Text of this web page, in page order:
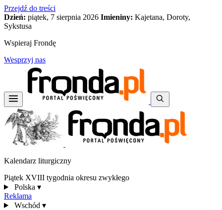
Przejdź do treści
Dzień: piątek, 7 sierpnia 2026 Imieniny: Kajetana, Doroty,
Sykstusa
Wspieraj Frondę
Wesprzyj nas
Kalendarz liturgiczny
Piątek XVIII tygodnia okresu zwykłego
Polska ▾
Reklama
Wschód ▾